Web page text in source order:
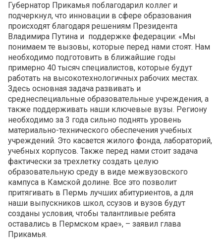
Губернатор Прикамья поблагодарил коллег и
подчеркнул, что инновации в сфере образования
происходят благодаря решениям Президента
Владимира Путина и поддержке федерации: «Мы
понимаем те вызовы, которые перед нами стоят. Нам
необходимо подготовить в ближайшие годы
примерно 40 тысяч специалистов, которые будут
работать на высокотехнологичных рабочих местах.
Здесь основная задача развивать и
среднеспециальные образовательные учреждения, а
также поддерживать наши ключевые вузы. Региону
необходимо за 3 года сильно поднять уровень
материально-технического обеспечения учебных
учреждений. Это касается жилого фонда, лабораторий,
учебных корпусов. Также перед нами стоит задача
фактически за трехлетку создать целую
образовательную среду в виде межвузовского
кампуса в Камской долине. Все это позволит
притягивать в Пермь лучших абитуриентов, а для
наши выпускников школ, ссузов и вузов будут
созданы условия, чтобы талантливые ребята
оставались в Пермском крае», – заявил глава
Прикамья.